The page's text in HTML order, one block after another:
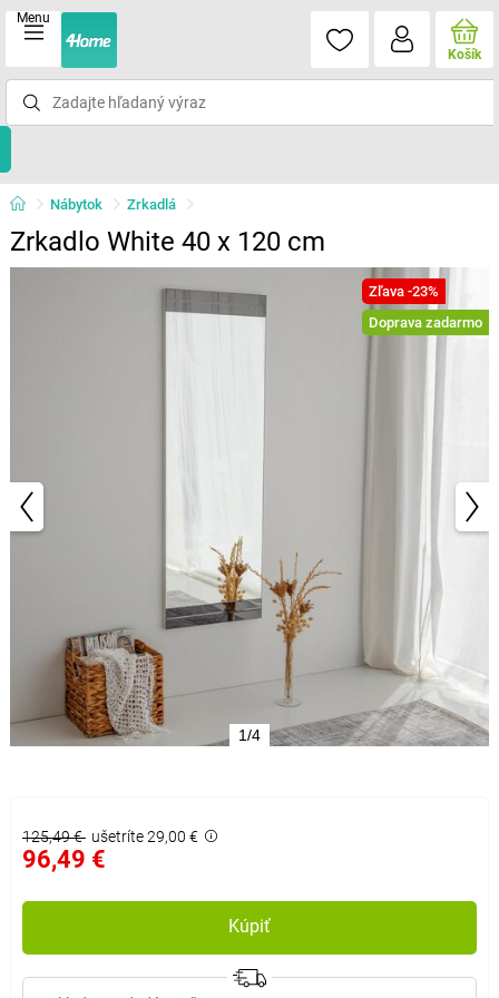
Menu
Košík
Nábytok Zrkadlá
Zrkadlo White 40 x 120 cm
Zľava -23%
Doprava zadarmo
1/4
125,49 € ušetríte 29,00 €
96,49 €
Kúpiť